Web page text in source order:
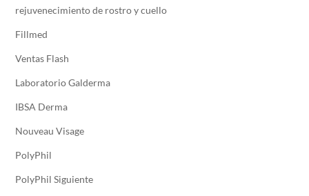
rejuvenecimiento de rostro y cuello
Fillmed
Ventas Flash
Laboratorio Galderma
IBSA Derma
Nouveau Visage
PolyPhil
PolyPhil Siguiente